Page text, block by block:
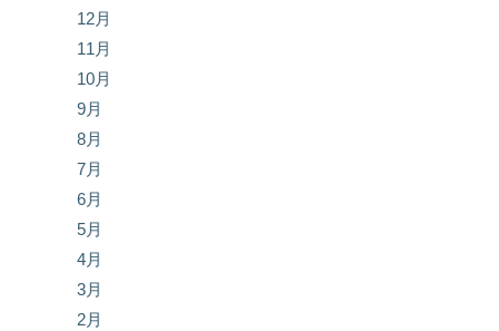
12月
11月
10月
9月
8月
7月
6月
5月
4月
3月
2月